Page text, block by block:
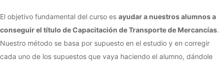
El objetivo fundamental del curso es ayudar a nuestros alumnos a
conseguir el título de Capacitación de Transporte de Mercancías.
Nuestro método se basa por supuesto en el estudio y en corregir
cada uno de los supuestos que vaya haciendo el alumno, dándole